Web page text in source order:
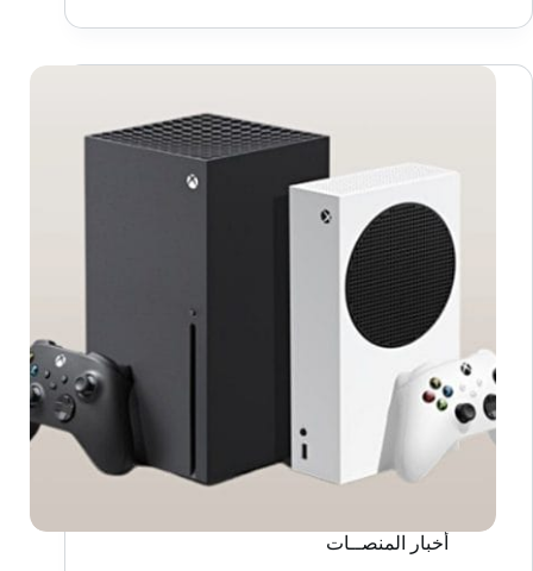
للعبة
Smash
PlayStation
أخبار المنصــات